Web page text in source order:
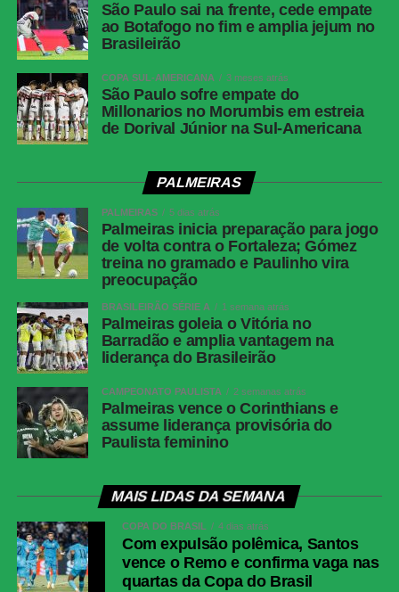
São Paulo sai na frente, cede empate
ao Botafogo no fim e amplia jejum no
Brasileirão
COPA SUL-AMERICANA 3 meses atrás
São Paulo sofre empate do
Millonarios no Morumbis em estreia
de Dorival Júnior na Sul-Americana
PALMEIRAS
PALMEIRAS 5 dias atrás
Palmeiras inicia preparação para jogo
de volta contra o Fortaleza; Gómez
treina no gramado e Paulinho vira
preocupação
BRASILEIRÃO SÉRIE A 1 semana atrás
Palmeiras goleia o Vitória no
Barradão e amplia vantagem na
liderança do Brasileirão
CAMPEONATO PAULISTA 2 semanas atrás
Palmeiras vence o Corinthians e
assume liderança provisória do
Paulista feminino
MAIS LIDAS DA SEMANA
COPA DO BRASIL 4 dias atrás
Com expulsão polêmica, Santos
vence o Remo e confirma vaga nas
quartas da Copa do Brasil